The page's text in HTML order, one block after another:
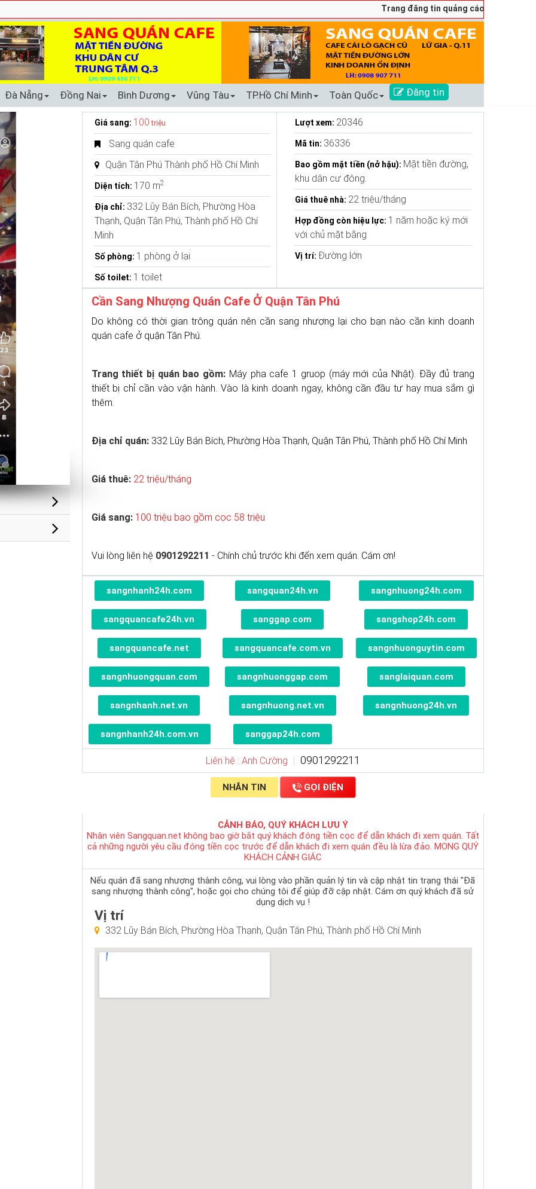
Trang đăng tin quảng cáo sang nhượng số 1
Đà Nẵng Đồng Nai Bình Dương Vũng Tàu TP.Hồ Chí Minh Toàn Quốc Đăng tin
Giá sang: 100 triệu
Sang quán cafe
Quận Tân Phú Thành phố Hồ Chí Minh
Diện tích: 170 m2
Địa chỉ: 332 Lũy Bán Bích, Phường Hòa
Thạnh, Quận Tân Phú, Thành phố Hồ Chí
Minh
Số phòng: 1 phòng ở lại
Số toilet: 1 toilet
Lượt xem: 20346
Mã tin: 36336
Bao gồm mặt tiền (nở hậu): Mặt tiền đường,
khu dân cư đông.
Giá thuê nhà: 22 triệu/tháng
Hợp đồng còn hiệu lực: 1 năm hoặc ký mới
với chủ mặt bằng
Vị trí: Đường lớn
Cần Sang Nhượng Quán Cafe Ở Quận Tân Phú
Do không có thời gian trông quán nên cần sang nhượng lại cho bạn nào cần kinh doanh
quán cafe ở quận Tân Phú.
Trang thiết bị quán bao gồm: Máy pha cafe 1 gruop (máy mới của Nhật). Đầy đủ trang
thiết bị chỉ cần vào vận hành. Vào là kinh doanh ngay, không cần đầu tư hay mua sắm gì
thêm.
Địa chỉ quán: 332 Lũy Bán Bích, Phường Hòa Thạnh, Quận Tân Phú, Thành phố Hồ Chí Minh
Giá thuê: 22 triệu/tháng
Giá sang:100 triệu bao gồm cọc 58 triệu
Vui lòng liên hệ 0901292211 - Chính chủ trước khi đến xem quán. Cám ơn!
sangnhanh24h.com sangquan24h.vn sangnhuong24h.com
sangquancafe24h.vn sanggap.com sangshop24h.com
sangquancafe.net sangquancafe.com.vn sangnhuonguytin.com
sangnhuongquan.com sangnhuonggap.com sanglaiquan.com
sangnhanh.net.vn sangnhuong.net.vn sangnhuong24h.vn
sangnhanh24h.com.vn sanggap24h.com
Liên hệ : Anh Cường 0901292211
NHẮN TIN GỌI ĐIỆN
CẢNH BÁO, QUÝ KHÁCH LƯU Ý
Nhân viên Sangquan.net không bao giờ bắt quý khách đóng tiền cọc để dẫn khách đi xem quán. Tất
cả những người yêu cầu đóng tiền cọc trước để dẫn khách đi xem quán đều là lừa đảo. MONG QUÝ
KHÁCH CẢNH GIÁC
Nếu quán đã sang nhượng thành công, vui lòng vào phần quản lý tin và cập nhật tin trạng thái "Đã
sang nhượng thành công", hoặc gọi cho chúng tôi để giúp đỡ cập nhật. Cám ơn quý khách đã sử
dụng dịch vụ !
Vị trí
332 Lũy Bán Bích, Phường Hòa Thạnh, Quận Tân Phú, Thành phố Hồ Chí Minh